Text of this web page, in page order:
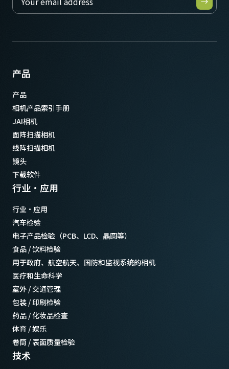
产品
产品
相机产品索引手册
JAI相机
面阵扫描相机
线阵扫描相机
镜头
下载软件
行业·应用
行业·应用
汽车检验
电子产品检验（PCB、LCD、晶圆等）
食品 / 饮料检验
用于政府、航空航天、国防和监视系统的相机
医疗和生命科学
室外 / 交通管理
包装 / 印刷检验
药品 / 化妆品检查
体育 / 娱乐
卷筒 / 表面质量检验
技术